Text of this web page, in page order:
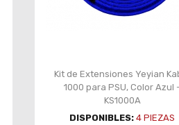
Kit de Extensiones Yeyian
1000 para PSU, Color Azul
KS1000A
DISPONIBLES: 4 PIEZAS